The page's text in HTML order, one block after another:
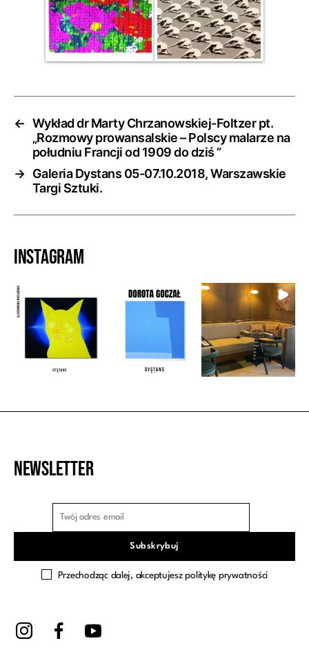
← Wykład dr Marty Chrzanowskiej-Foltzer pt.
„Rozmowy prowansalskie – Polscy malarze na
południu Francji od 1909 do dziś ”
→ Galeria Dystans 05-07.10.2018, Warszawskie
Targi Sztuki.
Instagram
Newsletter
Przechodząc dalej, akceptujesz politykę prywatności